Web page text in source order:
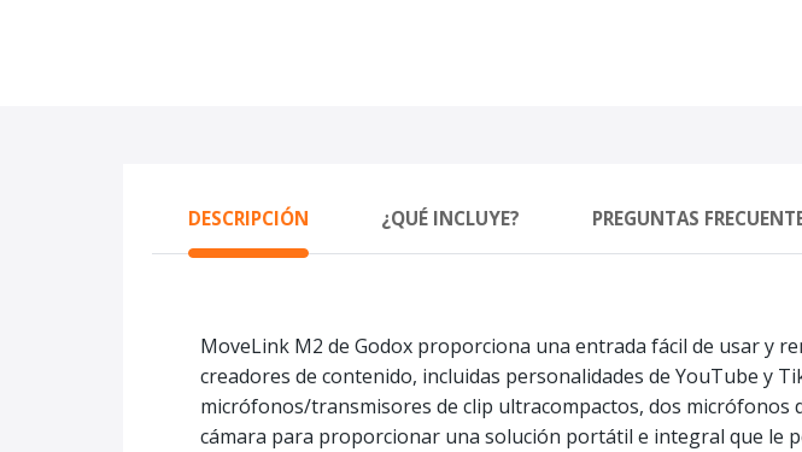
DESCRIPCIÓN ¿QUÉ INCLUYE? PREGUNTAS
MoveLink M2 de Godox proporciona una entrada fácil de usar y
creadores de contenido, incluidas personalidades de YouTube y
micrófonos/transmisores de clip ultracompactos, dos micrófonos
cámara para proporcionar una solución portátil e integral que le